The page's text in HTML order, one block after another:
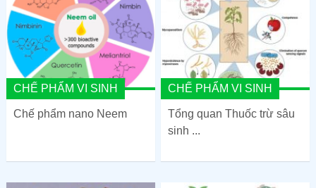
CHẾ PHẨM VI SINH
Chế phẩm nano Neem
CHẾ PHẨM VI SINH
Tổng quan Thuốc trừ sâu
sinh ...